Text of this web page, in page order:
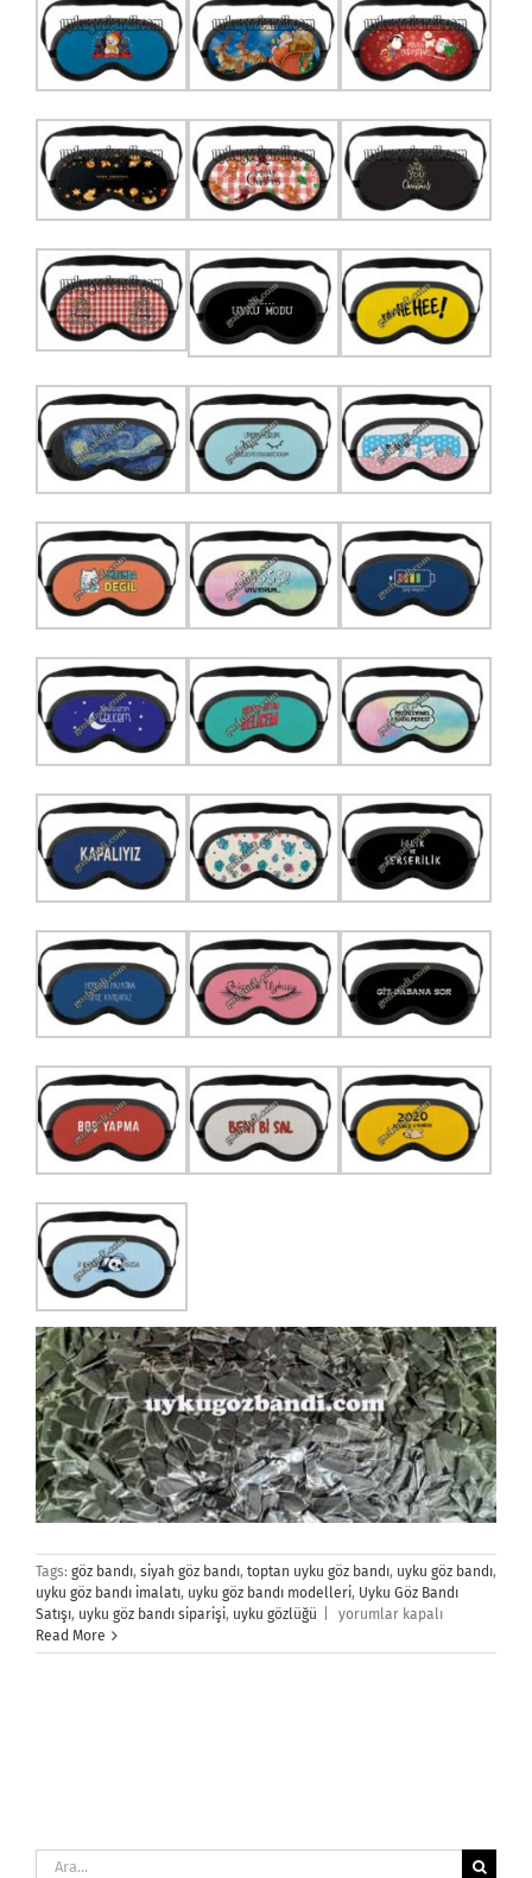
Tags: göz bandı, siyah göz bandı, toptan uyku göz bandı, uyku göz bandı,
uyku göz bandı imalatı, uyku göz bandı modelleri, Uyku Göz Bandı
Satışı, uyku göz bandı siparişi, uyku gözlüğü
Uyku
Bandı
yorumlar kapalı
Read More
Ara: